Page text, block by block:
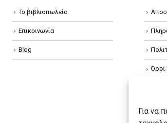
Για να
Το βιβλιοπωλείο
Επικοινωνία
Blog
Όροι